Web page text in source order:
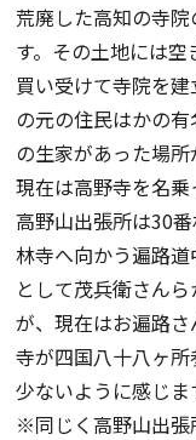
荒廃した高知の寺
す。その土地には
買い受けて寺院を
の元の住民はかの
の生家があった場所
現在は高野寺を名乗
高野山出張所は30
林寺へ向かう遍路
として茂兵衛さん
が、現在はお遍路
寺が四国八十八ヶ
少ないように感じま
※同じく高野山出張